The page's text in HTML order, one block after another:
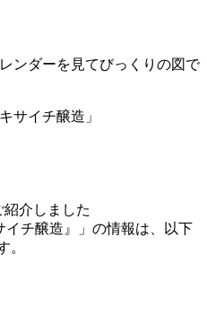
ンダーを見てびっくりの図で
サイチ醸造」
紹介しました
イチ醸造 』
」の情報は、以下
。